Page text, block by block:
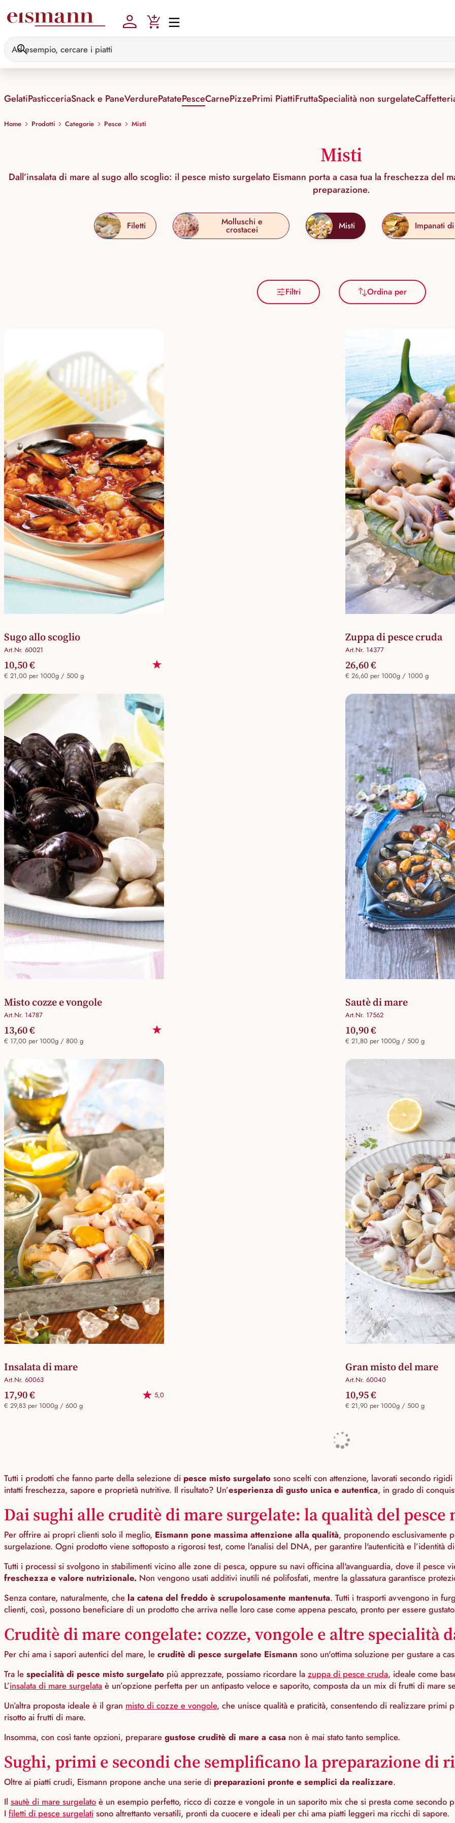
GelatiPasticceriaSnack e PaneVerdurePatatePesceCarnePizzePrimi PiattiFruttaSpecialità non surgelate
Home Prodotti Categorie Pesce Misti
Misti
Dall’insalata di mare al sugo allo scoglio: il pesce misto surgelato Eismann porta a casa tua la freschezza del
preparazione.
Filetti Molluschi e
crostacei Misti Impanati
Filtri Ordina per
Sugo allo scoglio
Art.Nr. 60021
10,50 €
€ 21,00 per 1000g / 500 g
Zuppa di pesce cruda
Art.Nr. 14377
26,60 €
€ 26,60 per 1000g / 1000 g
Misto cozze e vongole
Art.Nr. 14787
13,60 €
€ 17,00 per 1000g / 800 g
Sautè di mare
Art.Nr. 17562
10,90 €
€ 21,80 per 1000g / 500 g
Insalata di mare
Art.Nr. 60063
17,90 €
5,0
€ 29,83 per 1000g / 600 g
Gran misto del mare
Art.Nr. 60040
10,95 €
€ 21,90 per 1000g / 500 g
Tutti i prodotti che fanno parte della selezione di pesce misto surgelato sono scelti con attenzione, lavorati secondo
intatti freschezza, sapore e proprietà nutritive. Il risultato? Un’esperienza di gusto unica e autentica, in grado di
Dai sughi alle cruditè di mare surgelate: la qualità del pesce
Per offrire ai propri clienti solo il meglio, Eismann pone massima attenzione alla qualità, proponendo esclusivamente
surgelazione. Ogni prodotto viene sottoposto a rigorosi test, come l'analisi del DNA, per garantire l'autenticità e l’identità
Tutti i processi si svolgono in stabilimenti vicino alle zone di pesca, oppure su navi officina all'avanguardia, dove il pesce
freschezza e valore nutrizionale. Non vengono usati additivi inutili né polifosfati, mentre la glassatura garantisce
Senza contare, naturalmente, che la catena del freddo è scrupolosamente mantenuta. Tutti i trasporti avvengono in
clienti, così, possono beneficiare di un prodotto che arriva nelle loro case come appena pescato, pronto per essere
Cruditè di mare congelate: cozze, vongole e altre specialità
Per chi ama i sapori autentici del mare, le cruditè di pesce surgelate Eismann sono un'ottima soluzione per gustare a
Tra le specialità di pesce misto surgelato più apprezzate, possiamo ricordare la zuppa di pesce cruda, ideale come
L’insalata di mare surgelata è un’opzione perfetta per un antipasto veloce e saporito, composta da un mix di frutti di mare
Un’altra proposta ideale è il gran misto di cozze e vongole, che unisce qualità e praticità, consentendo di realizzare primi
risotto ai frutti di mare.
Insomma, con così tante opzioni, preparare gustose cruditè di mare a casa non è mai stato tanto semplice.
Sughi, primi e secondi che semplificano la preparazione di
Oltre ai piatti crudi, Eismann propone anche una serie di preparazioni pronte e semplici da realizzare.
Il sautè di mare surgelato è un esempio perfetto, ricco di cozze e vongole in un saporito mix che si presta come secondo
I filetti di pesce surgelati sono altrettanto versatili, pronti da cuocere e ideali per chi ama piatti leggeri ma ricchi di sapore.